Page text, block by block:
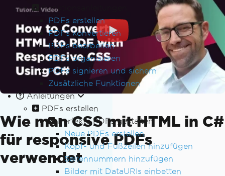
Funktionsanleitungen
PDFs erstellen
PDFs konvertieren
PDFs bearbeiten
PDFs organisieren
PDFs signieren und sichern
Zusätzliche Funktionen
Anleitungen
PDFs erstellen
Perfekte PDFs gestalten
Neue PDFs erstellen
Kopf- und Fußzeilen hinzufügen
Seitennummern hinzufügen
Bilder mit DataURIs einbetten
Wie man CSS mit HTML in C#
für responsive PDFs
verwendet